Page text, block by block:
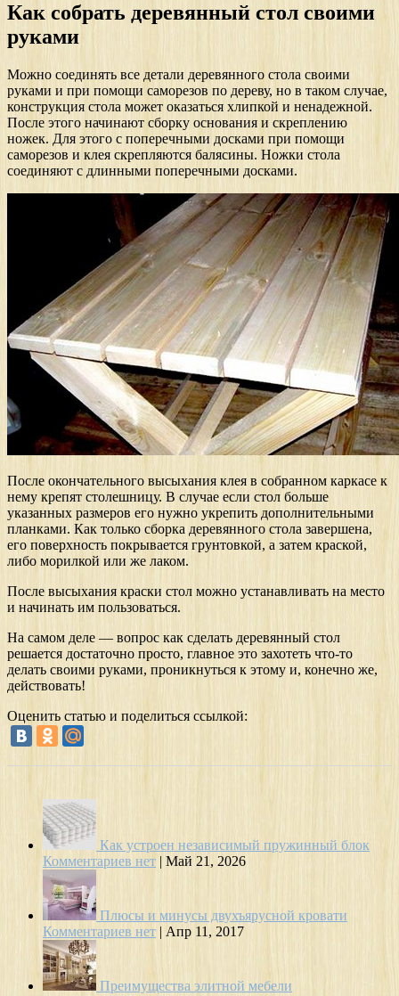
Как собрать деревянный стол своими
руками
Можно соединять все детали деревянного стола своими
руками и при помощи саморезов по дереву, но в таком случае,
конструкция стола может оказаться хлипкой и ненадежной.
После этого начинают сборку основания и скреплению
ножек. Для этого с поперечными досками при помощи
саморезов и клея скрепляются балясины. Ножки стола
соединяют с длинными поперечными досками.
После окончательного высыхания клея в собранном каркасе к
нему крепят столешницу. В случае если стол больше
указанных размеров его нужно укрепить дополнительными
планками. Как только сборка деревянного стола завершена,
его поверхность покрывается грунтовкой, а затем краской,
либо морилкой или же лаком.
После высыхания краски стол можно устанавливать на место
и начинать им пользоваться.
На самом деле — вопрос как сделать деревянный стол
решается достаточно просто, главное это захотеть что-то
делать своими руками, проникнуться к этому и, конечно же,
действовать!
Оценить статью и поделиться ссылкой:
Как устроен независимый пружинный блок
Комментариев нет | Май 21, 2026
Плюсы и минусы двухъярусной кровати
Комментариев нет | Апр 11, 2017
Преимущества элитной мебели